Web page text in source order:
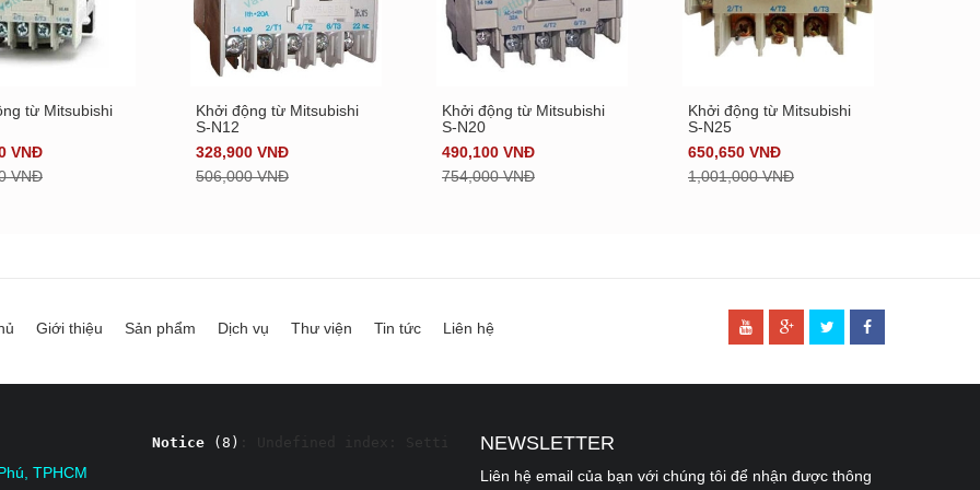
Xem chi tiết
từ Mitsubishi
VNĐ
VNĐ
Xem chi tiết
Khởi động từ Mitsubishi
S-N12
328,900 VNĐ
506,000 VNĐ
Xem chi tiết
Khởi động từ Mitsubishi
S-N20
490,100 VNĐ
754,000 VNĐ
Xem chi tiết
Khởi động từ Mitsubishi
S-N25
650,650 VNĐ
1,001,000 VNĐ
Giới thiệu Sản phẩm Dịch vụ Thư viện Tin tức Liên hệ
TPHCM
Notice (8) : Undefined index: Settings [APP\View\Themed\Cms\Elements\footer.ctp
NEWSLETTER
Liên hệ email của bạn với chúng tôi để nhận được thông